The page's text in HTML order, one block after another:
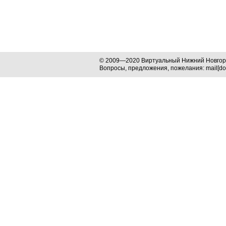
© 2009—2020 Виртуальный Нижний
Вопросы, предложения, пожелания: